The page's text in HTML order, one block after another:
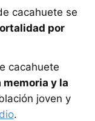
cacahuete se
por
cacahuete
y la
joven y
.